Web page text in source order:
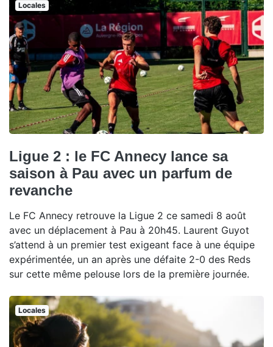
Locales
Ligue 2 : le FC Annecy lance sa
saison à Pau avec un parfum de
revanche
Le FC Annecy retrouve la Ligue 2 ce samedi 8 août
avec un déplacement à Pau à 20h45. Laurent Guyot
s’attend à un premier test exigeant face à une équipe
expérimentée, un an après une défaite 2-0 des Reds
sur cette même pelouse lors de la première journée.
Locales